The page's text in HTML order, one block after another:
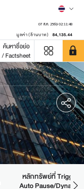
07 ส.ค. 2569 02:11:48
มูลค่า (ล้านบาท) 84,135.44
ค้นหาชื่อย่อ
/ Factsheet
หลักทรัพย์ที่ Trigger
Auto Pause/Dynamic